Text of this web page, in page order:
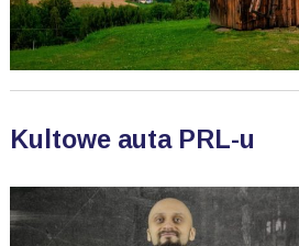
Kultowe auta PRL-u